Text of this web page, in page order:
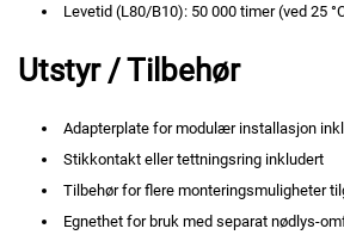
Levetid (L80/B10): 50 000 timer (ved 25
Utstyr / Tilbehør
Adapterplate for modulær installasjon
Stikkontakt eller tettningsring inkludert
Tilbehør for flere monteringsmuligheter
Egnethet for bruk med separat nødlys-